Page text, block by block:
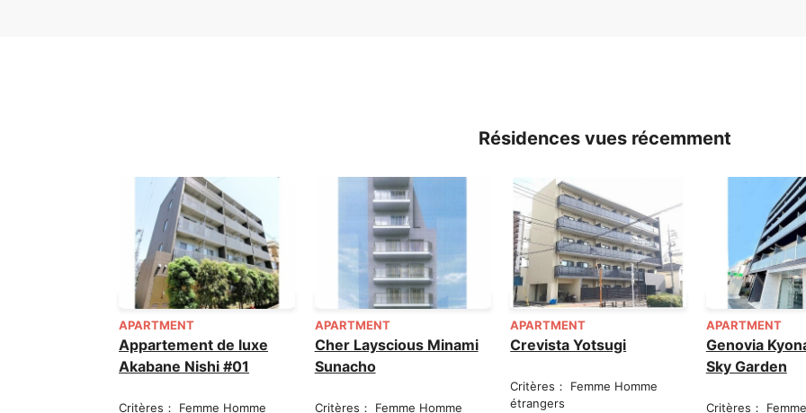
Résidences vues récemment
APARTMENT
Appartement de luxe
Akabane Nishi #01
Critères： Femme Homme
APARTMENT
Cher Layscious Minami
Sunacho
Critères： Femme Homme
APARTMENT
Crevista Yotsugi
Critères： Femme Homme
étrangers
APARTMENT
Genovia
Sky Garden
Critères：